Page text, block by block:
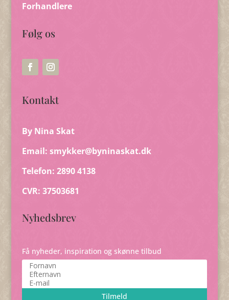
Forhandlere
Følg os
Kontakt
By Nina Skat
Email: smykker@byninaskat.dk
Telefon: 2890 4138
CVR: 37503681
Nyhedsbrev
Få nyheder, inspiration og skønne tilbud
Tilmeld